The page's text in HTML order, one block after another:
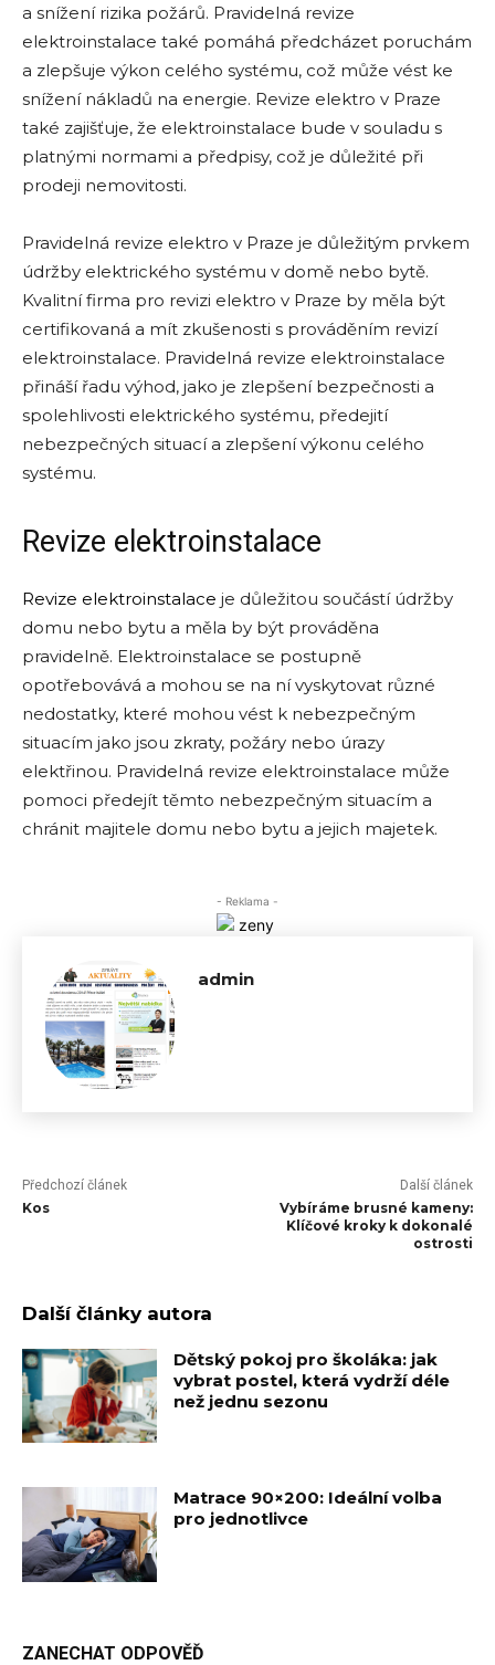
a snížení rizika požárů. Pravidelná revize
elektroinstalace také pomáhá předcházet poruchám
a zlepšuje výkon celého systému, což může vést ke
snížení nákladů na energie. Revize elektro v Praze
také zajišťuje, že elektroinstalace bude v souladu s
platnými normami a předpisy, což je důležité při
prodeji nemovitosti.
Pravidelná revize elektro v Praze je důležitým prvkem
údržby elektrického systému v domě nebo bytě.
Kvalitní firma pro revizi elektro v Praze by měla být
certifikovaná a mít zkušenosti s prováděním revizí
elektroinstalace. Pravidelná revize elektroinstalace
přináší řadu výhod, jako je zlepšení bezpečnosti a
spolehlivosti elektrického systému, předejití
nebezpečných situací a zlepšení výkonu celého
systému.
Revize elektroinstalace
Revize elektroinstalace je důležitou součástí údržby
domu nebo bytu a měla by být prováděna
pravidelně. Elektroinstalace se postupně
opotřebovává a mohou se na ní vyskytovat různé
nedostatky, které mohou vést k nebezpečným
situacím jako jsou zkraty, požáry nebo úrazy
elektřinou. Pravidelná revize elektroinstalace může
pomoci předejít těmto nebezpečným situacím a
chránit majitele domu nebo bytu a jejich majetek.
- Reklama -
admin
Předchozí článek
Kos
Další článek
Vybíráme brusné kameny:
Klíčové kroky k dokonalé
ostrosti
Další články autora
Dětský pokoj pro školáka: jak
vybrat postel, která vydrží déle
než jednu sezonu
Matrace 90×200: Ideální volba
pro jednotlivce
ZANECHAT ODPOVĚĎ